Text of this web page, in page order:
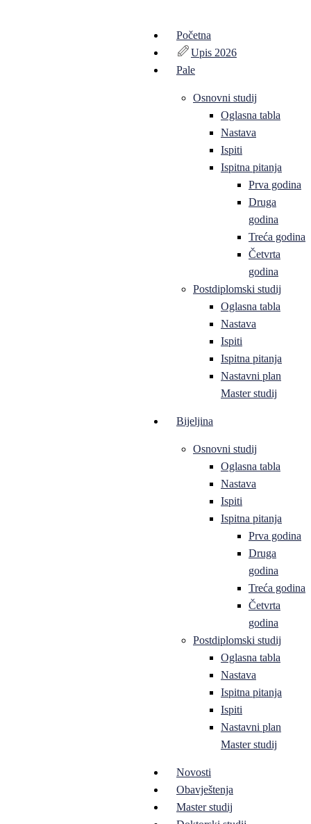
Početna
Upis 2026
Pale
Osnovni studij
Oglasna tabla
Nastava
Ispiti
Ispitna pitanja
Prva godina
Druga
godina
Treća godina
Četvrta
godina
Postdiplomski studij
Oglasna tabla
Nastava
Ispiti
Ispitna pitanja
Nastavni plan
Master studij
Bijeljina
Osnovni studij
Oglasna tabla
Nastava
Ispiti
Ispitna pitanja
Prva godina
Druga
godina
Treća godina
Četvrta
godina
Postdiplomski studij
Oglasna tabla
Nastava
Ispitna pitanja
Ispiti
Nastavni plan
Master studij
Novosti
Obavještenja
Master studij